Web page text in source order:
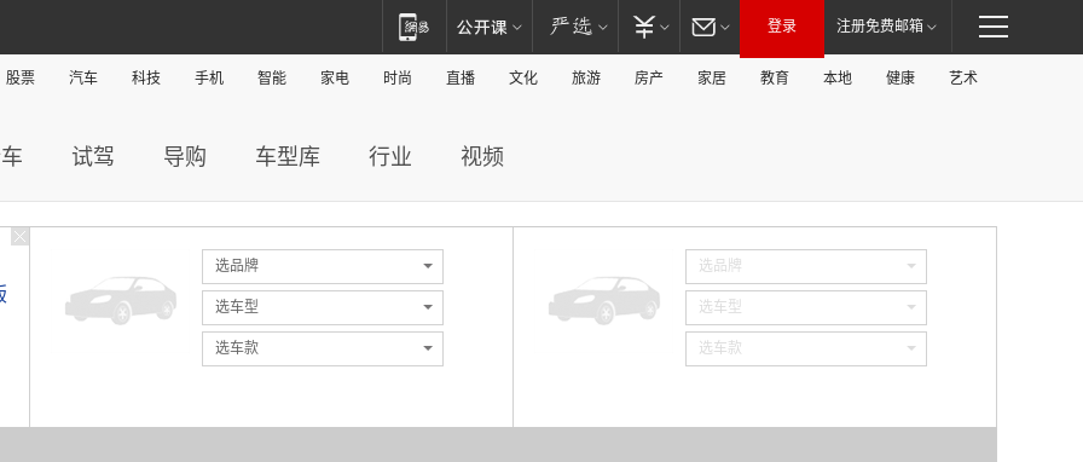
登录 注册免费邮箱
股票 汽车 科技 手机 智能 家电 时尚 直播 文化 旅游 房产 家居 教育 本地 健康 艺术
试驾 导购 车型库 行业 视频
选品牌
选车型
选车款
选品牌
选车型
选车款